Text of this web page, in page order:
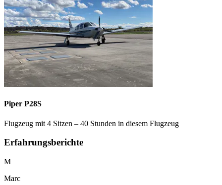
Piper P28S
Flugzeug mit 4 Sitzen – 40 Stunden in diesem Flugzeug
Erfahrungsberichte
M
Marc